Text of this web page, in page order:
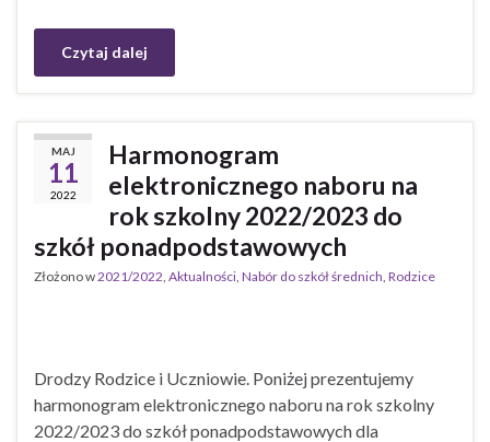
Czytaj dalej
MAJ
11
2022
Harmonogram
elektronicznego naboru na
rok szkolny 2022/2023 do
szkół ponadpodstawowych
Złożono w2021/2022 Aktualności Nabór do szkół średnich Rodzice
Drodzy Rodzice i Uczniowie. Poniżej prezentujemy
harmonogram elektronicznego naboru na rok szkolny
2022/2023 do szkół ponadpodstawowych dla